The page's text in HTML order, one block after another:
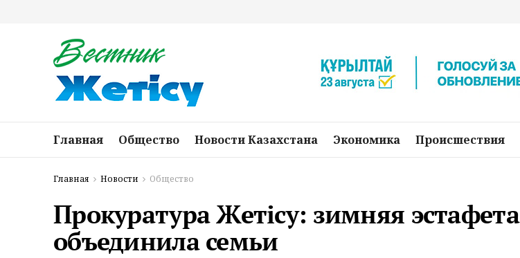
Главная Общество Новости Казахстана Экономика Происшествия
Главная Новости Общество
Прокуратура Жетісу: зимняя эстафета
объединила семьи